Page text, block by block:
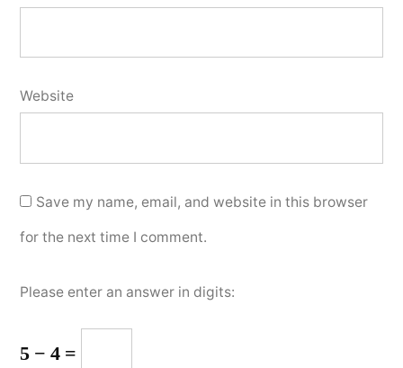
Website
Save my name, email, and website in this browser
for the next time I comment.
Please enter an answer in digits:
5 − 4 =